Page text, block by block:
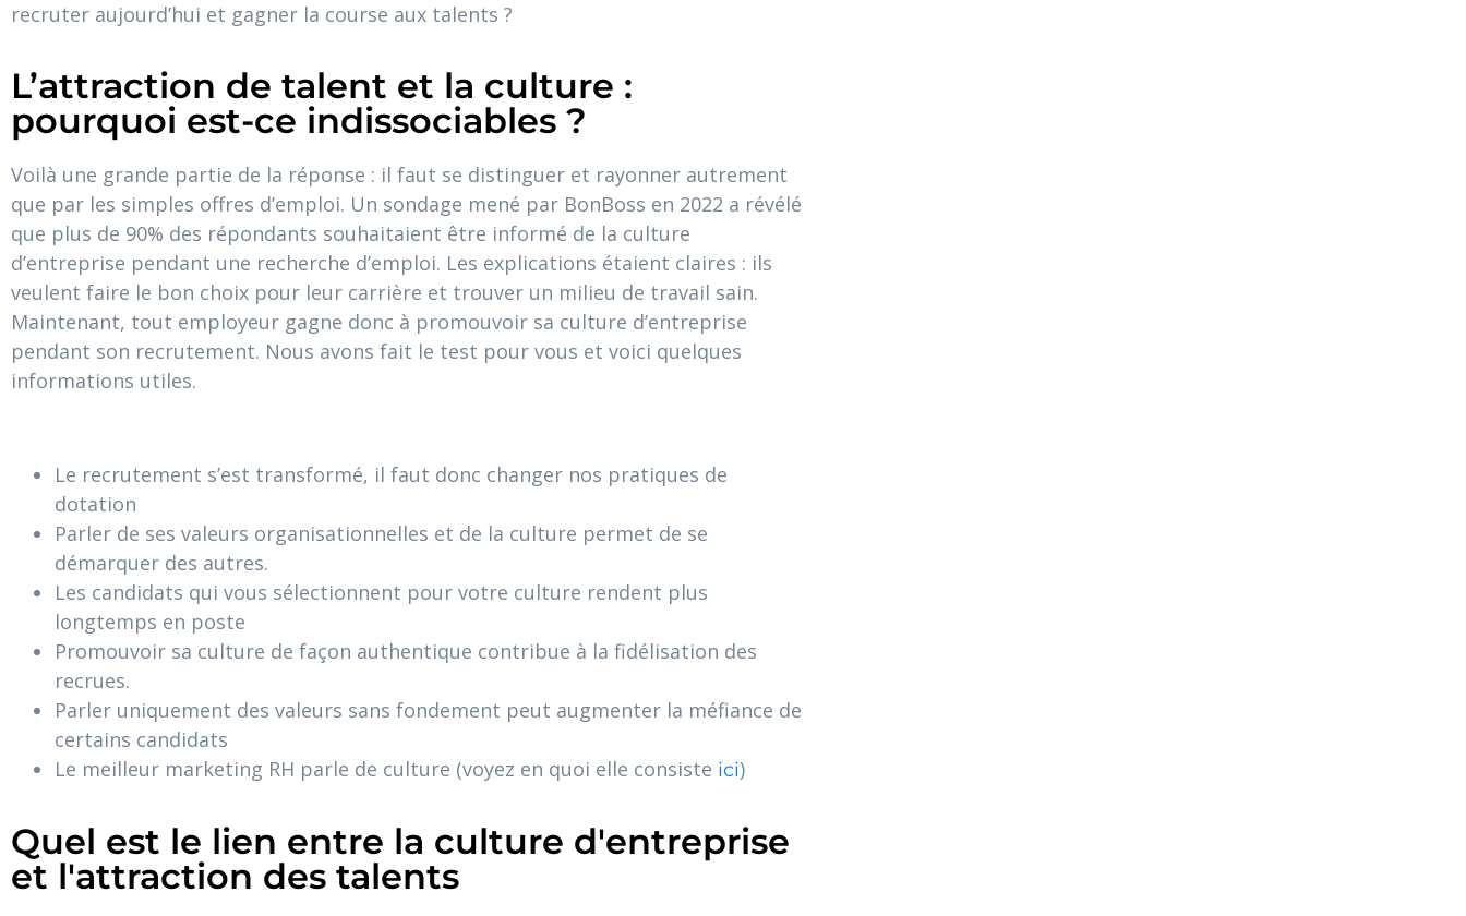
recruter aujourd’hui et gagner la course aux talents ?
L’attraction de talent et la culture :
pourquoi est-ce indissociables ?
Voilà une grande partie de la réponse : il faut se distinguer et rayonner autrement
que par les simples offres d’emploi. Un sondage mené par BonBoss en 2022 a révélé
que plus de 90% des répondants souhaitaient être informé de la culture
d’entreprise pendant une recherche d’emploi. Les explications étaient claires : ils
veulent faire le bon choix pour leur carrière et trouver un milieu de travail sain.
Maintenant, tout employeur gagne donc à promouvoir sa culture d’entreprise
pendant son recrutement. Nous avons fait le test pour vous et voici quelques
informations utiles.
Le recrutement s’est transformé, il faut donc changer nos pratiques de
dotation
Parler de ses valeurs organisationnelles et de la culture permet de se
démarquer des autres.
Les candidats qui vous sélectionnent pour votre culture rendent plus
longtemps en poste
Promouvoir sa culture de façon authentique contribue à la fidélisation des
recrues.
Parler uniquement des valeurs sans fondement peut augmenter la méfiance de
certains candidats
Le meilleur marketing RH parle de culture (voyez en quoi elle consiste ici)
Quel est le lien entre la culture d'entreprise
et l'attraction des talents